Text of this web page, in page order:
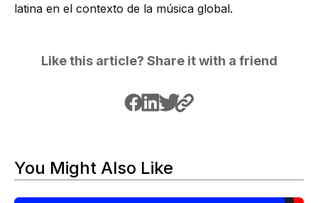
latina en el contexto de la música global.
Like this article? Share it with a friend
You Might Also Like